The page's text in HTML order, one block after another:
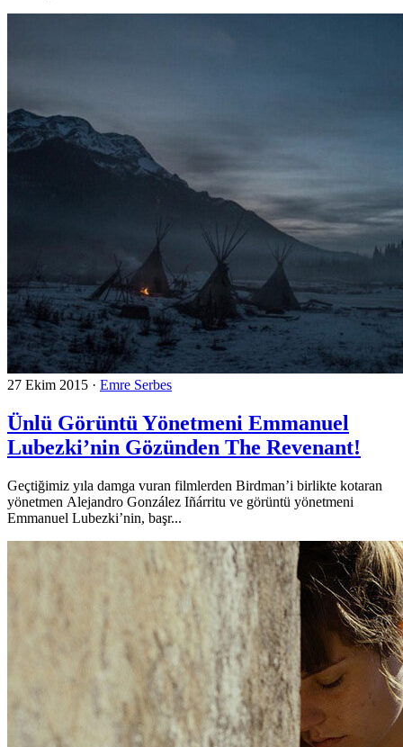
27 Ekim 2015 · Emre Serbes
Ünlü Görüntü Yönetmeni Emmanuel
Lubezki’nin Gözünden The Revenant!
Geçtiğimiz yıla damga vuran filmlerden Birdman’i birlikte kotaran
yönetmen Alejandro González Iñárritu ve görüntü yönetmeni
Emmanuel Lubezki’nin, başr...